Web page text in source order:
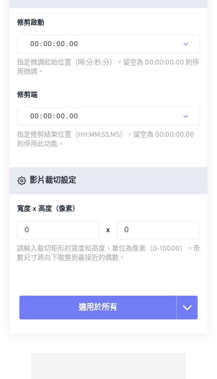
修剪啟動
00 : 00 : 00 . 00
指定微調起始位置（時:分:秒.分）。留空為 00:00:00.00 則停
用微調。
修剪端
00 : 00 : 00 . 00
指定修剪結束位置（HH:MM:SS.MS）。留空為 00:00:00.00
則停用此功能。
影片裁切設定
寬度 x 高度（像素）
x
請輸入裁切矩形的寬度和高度，單位為像素（0-10000）。奇
數尺寸將向下取整到最接近的偶數。
適用於所有